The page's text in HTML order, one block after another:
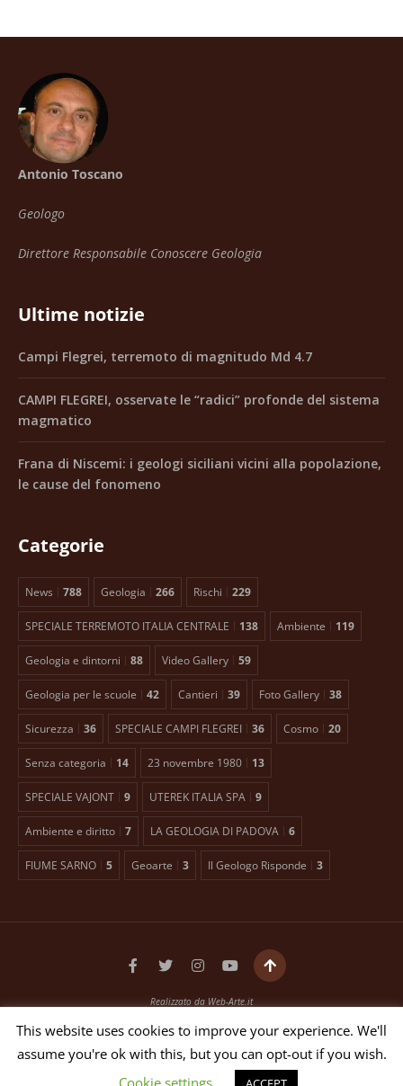
Antonio Toscano
Geologo
Direttore Responsabile Conoscere Geologia
Ultime notizie
Campi Flegrei, terremoto di magnitudo Md 4.7
CAMPI FLEGREI, osservate le “radici” profonde del sistema
magmatico
Frana di Niscemi: i geologi siciliani vicini alla popolazione,
le cause del fonomeno
Categorie
News 788 Geologia 266 Rischi 229
SPECIALE TERREMOTO ITALIA CENTRALE 138 Ambiente 119
Geologia e dintorni 88 Video Gallery 59
Geologia per le scuole 42 Cantieri 39 Foto Gallery 38
Sicurezza 36 SPECIALE CAMPI FLEGREI 36 Cosmo 20
Senza categoria 14 23 novembre 1980 13
SPECIALE VAJONT 9 UTEREK ITALIA SPA 9
Ambiente e diritto 7 LA GEOLOGIA DI PADOVA 6
FIUME SARNO 5 Geoarte 3 Il Geologo Risponde 3
Realizzato da Web-Arte.it
EDITORE ANTONIO TOSCANO Via Bellini, 21 35012 Camposampiero (PD)
P.IVA 03551640653 - N. REG. ROC 26268
DIRETTORE RESPONSABILE ANTONIO TOSCANO
This website uses cookies to improve your experience. We'll
assume you're ok with this, but you can opt-out if you wish.
Cookie settings